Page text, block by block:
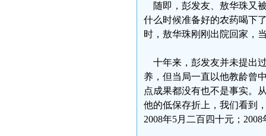
随即，彭发友、敖华珠又
什么时候准备好的农药喝下
时，敖华珠刚刚出院回家，
十年来，彭发友并未提出
养，但当局一直以他教龄曾
点成果都没有也不是事实。
他的低保存折上，我们看到
2008年5月二百四十元；